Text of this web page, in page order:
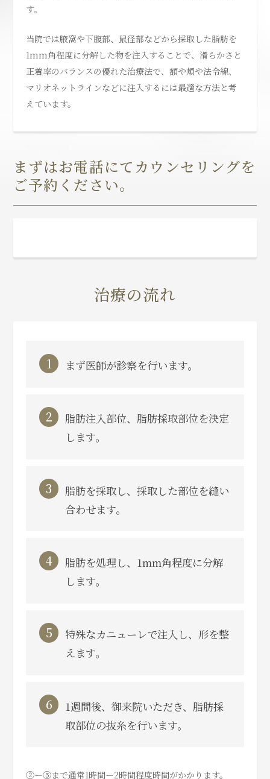
す。
当院では腋窩や下腹部、鼠径部などから採取した脂肪を
1mm角程度に分解した物を注入することで、滑らかさと
正着率のバランスの優れた治療法で、額や頬や法令線、
マリオネットラインなどに注入するには最適な方法と考
えています。
まずはお電話にてカウンセリングを
ご予約ください。
治療の流れ
1 まず医師が診察を行います。
2
脂肪注入部位、脂肪採取部位を決定
します。
3
脂肪を採取し、採取した部位を縫い
合わせます。
4
脂肪を処理し、1mm角程度に分解
します。
5
特殊なカニューレで注入し、形を整
えます。
6
1週間後、御来院いただき、脂肪採
取部位の抜糸を行います。
②ー⑤まで通常1時間ー2時間程度時間がかかります。